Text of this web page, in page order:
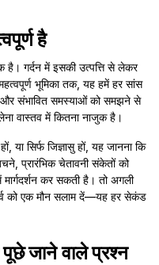
है
गर्दन में इसकी उत्पत्ति से लेकर
भूमिका तक, यह हमें हर सांस
और संभावित समस्याओं को समझने से
वास्तव में कितना नाजुक है।
या सिर्फ जिज्ञासु हों, यह जानना कि
प्रारंभिक चेतावनी संकेतों को
कर सकती है। तो अगली
को एक मौन सलाम दें—यह हर सेकंड
जाने वाले प्रश्न